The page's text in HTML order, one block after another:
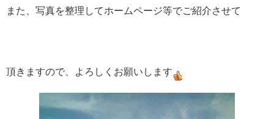
また、写真を整理してホームページ等でご紹介させて
頂きますので、よろしくお願いします